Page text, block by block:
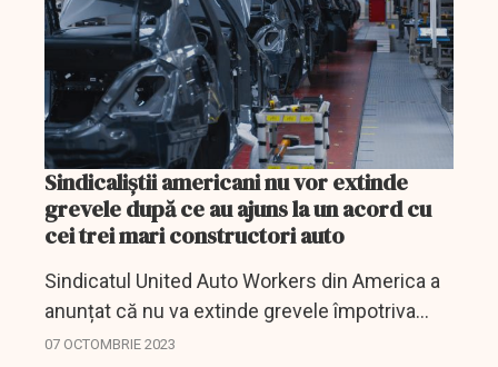
Sindicaliștii americani nu vor extinde
grevele după ce au ajuns la un acord cu
cei trei mari constructori auto
Sindicatul United Auto Workers din America a
anunțat că nu va extinde grevele împotriva
constructorilor auto din Detroit, în urma unor
07 OCTOMBRIE 2023